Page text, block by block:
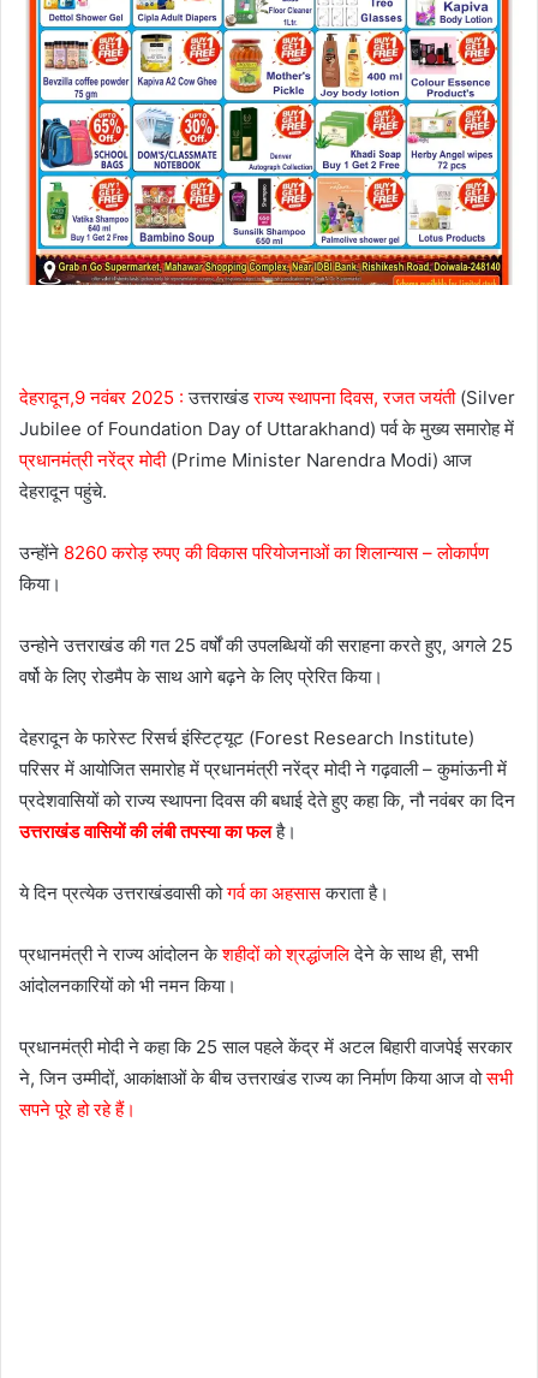
देहरादून,9 नवंबर 2025 : उत्तराखंडराज्य स्थापना दिवस, रजत जयंती(Silver
Jubilee of Foundation Day of Uttarakhand) पर्व के मुख्य समारोह में
प्रधानमंत्री नरेंद्र मोदी(Prime Minister Narendra Modi) आज
देहरादून पहुंचे.
उन्होंने 8260 करोड़ रुपए की विकास परियोजनाओं का शिलान्यास – लोकार्पण
किया।
उन्होने उत्तराखंड की गत 25 वर्षों की उपलब्धियों की सराहना करते हुए, अगले 25
वर्षो के लिए रोडमैप के साथ आगे बढ़ने के लिए प्रेरित किया।
देहरादून के फारेस्ट रिसर्च इंस्टिट्यूट (Forest Research Institute)
परिसर में आयोजित समारोह में प्रधानमंत्री नरेंद्र मोदी ने गढ़वाली – कुमांऊनी में
प्रदेशवासियों को राज्य स्थापना दिवस की बधाई देते हुए कहा कि, नौ नवंबर का दिन
उत्तराखंड वासियों की लंबी तपस्या का फल है।
ये दिन प्रत्येक उत्तराखंडवासी कोगर्व का अहसासकराता है।
प्रधानमंत्री ने राज्य आंदोलन केशहीदों को श्रद्धांजलिदेने के साथ ही, सभी
आंदोलनकारियों को भी नमन किया।
प्रधानमंत्री मोदी ने कहा कि 25 साल पहले केंद्र में अटल बिहारी वाजपेई सरकार
ने, जिन उम्मीदों, आकांक्षाओं के बीच उत्तराखंड राज्य का निर्माण किया आज वोसभी
सपने पूरे हो रहे हैं।